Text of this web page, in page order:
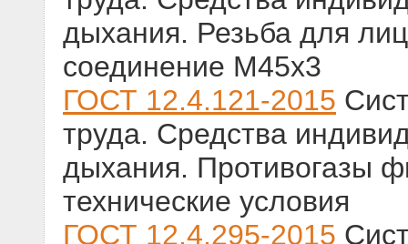
дыхания. Резьба для
соединение М45х3
ГОСТ 12.4.121-2015
труда. Средства
дыхания. Противогазы
технические условия
ГОСТ 12.4.295-2015